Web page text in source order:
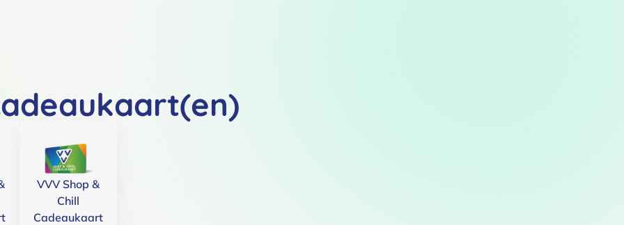
VVV Shop &
Chill
Cadeaukaart